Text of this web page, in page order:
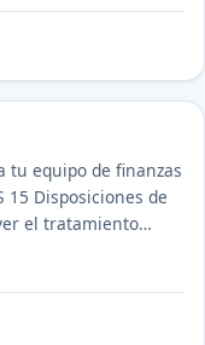
tu equipo de finanzas
15 Disposiciones de
el tratamiento